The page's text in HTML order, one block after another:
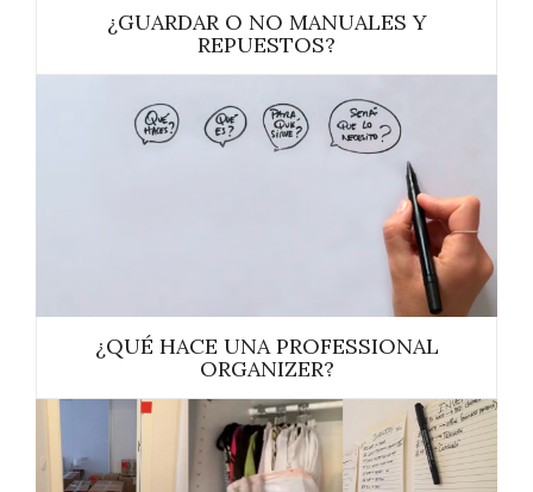
¿GUARDAR O NO MANUALES Y
REPUESTOS?
¿QUÉ HACE UNA PROFESSIONAL
ORGANIZER?